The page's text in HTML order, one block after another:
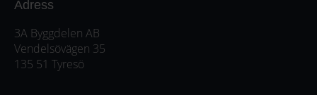
Adress
3A Byggdelen AB
Vendelsövägen 35
135 51 Tyresö